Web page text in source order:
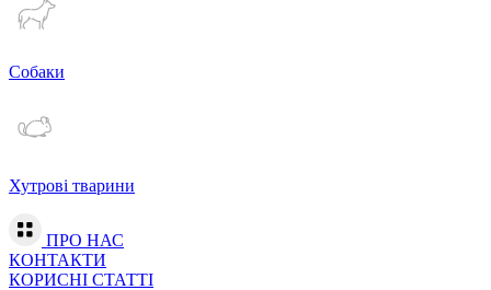
Собаки
Хутрові тварини
ПРО НАС
КОНТАКТИ
КОРИСНІ СТАТТІ